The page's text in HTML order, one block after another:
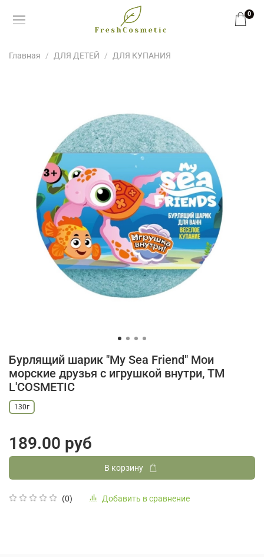
0
Главная ДЛЯ ДЕТЕЙ ДЛЯ КУПАНИЯ
Бурлящий шарик "My Sea Friend" Мои
морские друзья с игрушкой внутри, ТМ
L'COSMETIC
(0) Добавить в сравнение
130г
189.00 руб
В корзину